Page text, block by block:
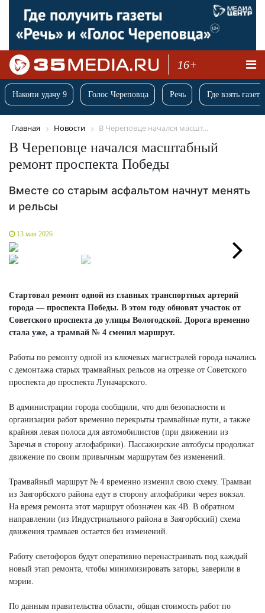
16+
Накопи удачу 9 Голос Череповца Речь Где взять
Главная Новости В Череповце начался масшт...
В Череповце начался масштабный
ремонт проспекта Победы
Вместе со старым асфальтом начнут менять
и рельсы
13 мая 2026
Стартовал ремонт одной из главных транспортных артерий
города — проспекта Победы. В этом году обновят участок от
Советского проспекта до улицы Вологодской. Дорога временно
стала уже, а трамвай № 4 сменил маршрут.
Работы по ремонту одной из ключевых магистралей города начались
с демонтажа старых трамвайных рельсов на отрезке от Советского
проспекта до проспекта Луначарского.
В администрации города сообщили, что для безопасности и
организации работ временно перекрыты трамвайные пути, а также
крайняя левая полоса для автомобилистов (при движении из
Заречья в сторону аглофабрики). Пассажирские автобусы продолжат
движение по своим привычным маршрутам без изменений.
Трамвайный маршрут № 4 временно изменил свою схему. Трамваи
из Заягорбского района едут в сторону аглофабрики через вокзал.
На время ремонта этот маршрут обозначен как 4В. В обратном
направлении (из Индустриального района в Заягорбский) схема
движения трамваев остается без изменений.
Работу светофоров будут оперативно перенастраивать под каждый
новый этап ремонта, чтобы минимизировать заторы, заверили в
мэрии.
По данным правительства области, общая стоимость работ по